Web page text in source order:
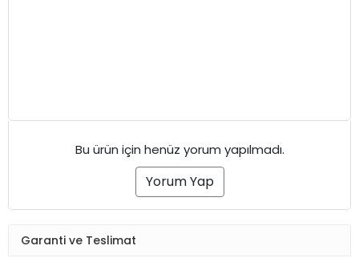
Bu ürün için henüz yorum yapılmadı.
Yorum Yap
Garanti ve Teslimat